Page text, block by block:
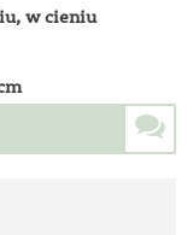
w cieniu